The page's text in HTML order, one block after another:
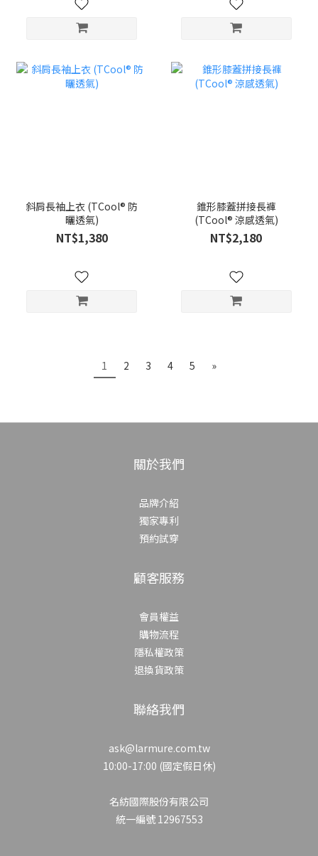
斜肩長袖上衣 (TCool® 防
曬透氣)
NT$1,380
錐形膝蓋拼接長褲
(TCool® 涼感透氣)
NT$2,180
1 2 3 4 5 »
關於我們
品牌介紹
獨家專利
預約試穿
顧客服務
會員權益
購物流程
隱私權政策
退換貨政策
聯絡我們
ask@larmure.com.tw
10:00-17:00 (國定假日休)
名紡國際股份有限公司
統一編號 12967553